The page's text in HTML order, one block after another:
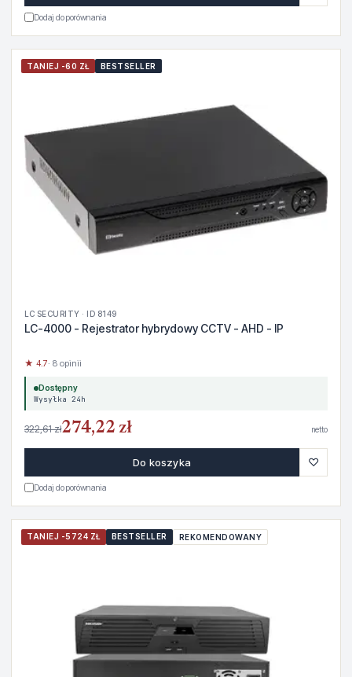
Dodaj do porównania
TANIEJ -60 ZŁ BESTSELLER
LC SECURITY · ID 8149
LC-4000 - Rejestrator hybrydowy CCTV - AHD - IP
★ 4.7· 8 opinii
Dostępny
Wysyłka 24h
322,61 zł274,22 zł netto
Do koszyka ♡
Dodaj do porównania
TANIEJ -5724 ZŁ BESTSELLER REKOMENDOWANY